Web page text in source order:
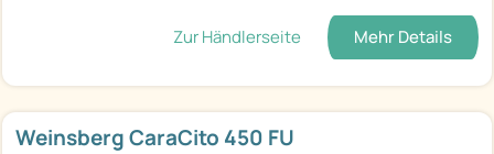
Zur Händlerseite Mehr Details
Weinsberg CaraCito 450 FU